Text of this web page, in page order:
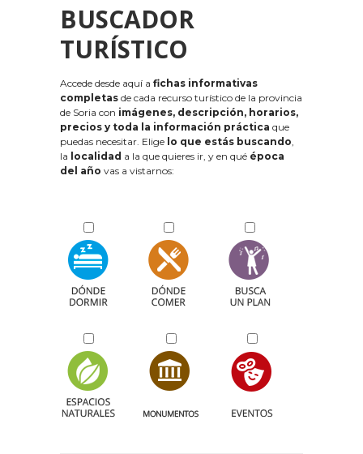
BUSCADOR
TURÍSTICO
Accede desde aquí a fichas informativas
completas de cada recurso turístico de la provincia
de Soria con imágenes, descripción, horarios,
precios y toda la información práctica que
puedas necesitar. Elige lo que estás buscando,
la localidad a la que quieres ir, y en qué época
del año vas a vistarnos: